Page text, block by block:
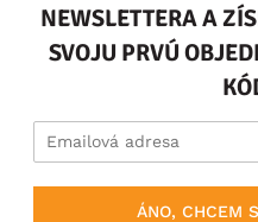
NEWSLETTERA A
SVOJU PRVÚ
ÁNO, CHCEM